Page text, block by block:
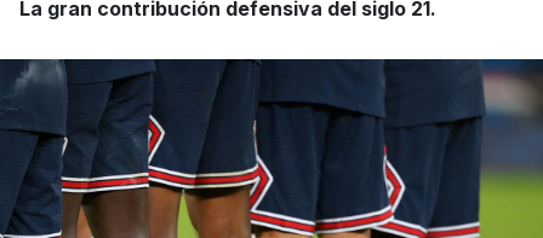
La gran contribución defensiva del siglo 21.